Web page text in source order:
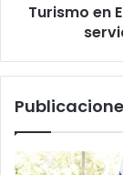
migratorios
Turismo en